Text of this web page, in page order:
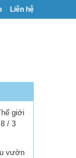
Liên hệ
giới
/ 3
vườn